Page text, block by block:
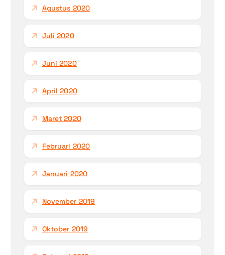
Agustus 2020
Juli 2020
Juni 2020
April 2020
Maret 2020
Februari 2020
Januari 2020
November 2019
Oktober 2019